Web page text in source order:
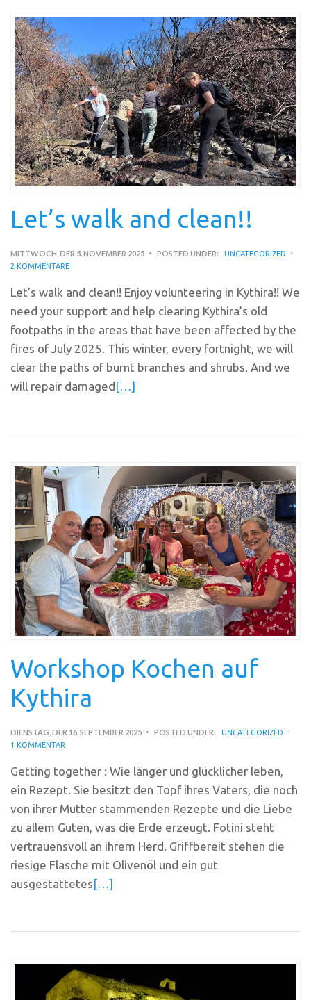
Let’s walk and clean!!
MITTWOCH, DER 5. NOVEMBER 2025 POSTED UNDER:
UNCATEGORIZED
2 KOMMENTARE
Let’s walk and clean!! Enjoy volunteering in Kythira!! We
need your support and help clearing Kythira’s old
footpaths in the areas that have been affected by the
fires of July 2025. This winter, every fortnight, we will
clear the paths of burnt branches and shrubs. And we
will repair damaged[…]
Workshop Kochen auf
Kythira
DIENSTAG, DER 16. SEPTEMBER 2025 POSTED UNDER:
UNCATEGORIZED
1 KOMMENTAR
Getting together : Wie länger und glücklicher leben,
ein Rezept. Sie besitzt den Topf ihres Vaters, die noch
von ihrer Mutter stammenden Rezepte und die Liebe
zu allem Guten, was die Erde erzeugt. Fotini steht
vertrauensvoll an ihrem Herd. Griffbereit stehen die
riesige Flasche mit Olivenöl und ein gut
ausgestattetes[…]